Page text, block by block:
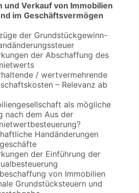
und Verkauf von Immobilien
im Geschäftsvermögen
der Grundstückgewinn-
der Abschaffung des
/ wertvermehrende
– Relevanz ab
als mögliche
nach dem Aus der
Handänderungen
der Einführung der
von Immobilien
Grundstücksteuern und